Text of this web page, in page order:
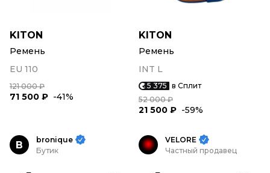
KITON
Ремень
EU 110
121 000 ₽
71 500 ₽ -41%
KITON
Ремень
INT L
5 375 в Сплит
52 000 ₽
21 500 ₽ -59%
B
bronique
Бутик
VELORE
Частный продавец